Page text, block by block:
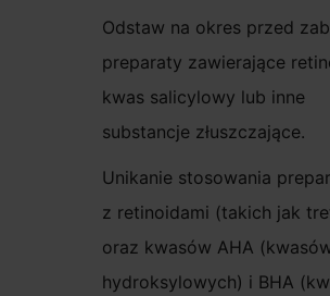
Odstaw na okres przed
preparaty zawierające
kwas salicylowy lub inne
substancje złuszczające.
Unikanie stosowania
z retinoidami (takich jak
oraz kwasów AHA
hydroksylowych) i BHA